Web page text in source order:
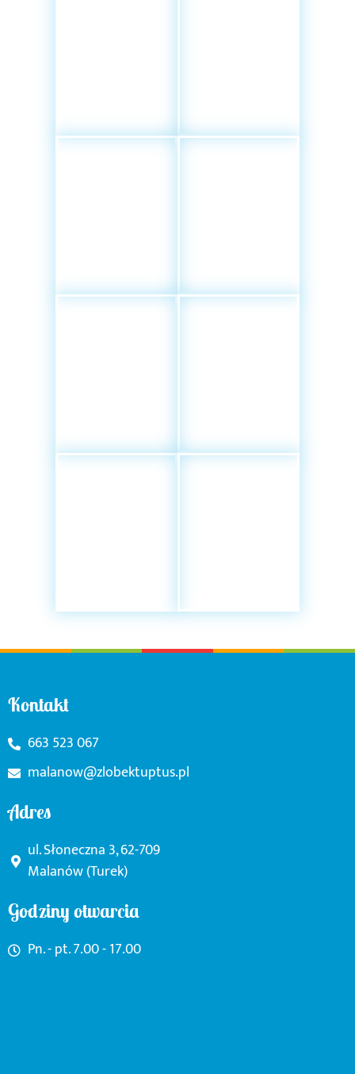
Kontakt
663 523 067
malanow@zlobektuptus.pl
Adres
ul. Słoneczna 3, 62-709
Malanów (Turek)
Godziny otwarcia
Pn. - pt. 7.00 - 17.00